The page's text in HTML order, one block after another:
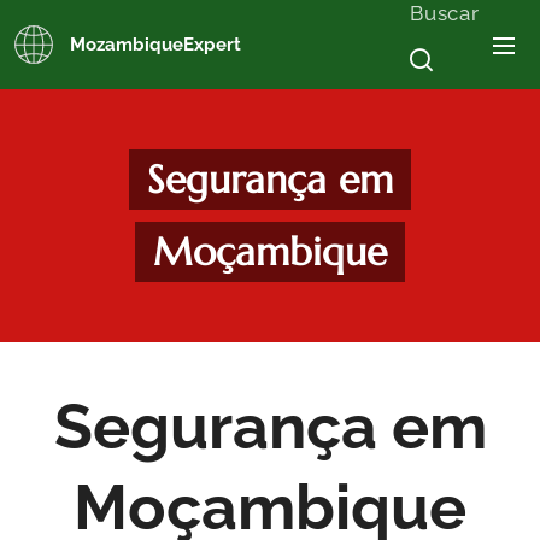
MozambiqueExpert
Buscar
Segurança em
Moçambique
Segurança em
Moçambique